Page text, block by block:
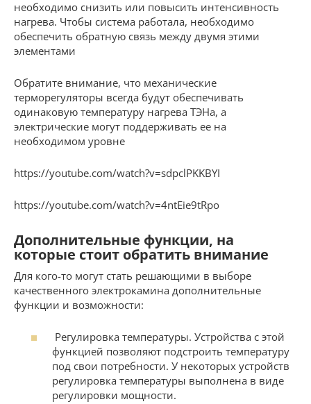
необходимо снизить или повысить интенсивность
нагрева. Чтобы система работала, необходимо
обеспечить обратную связь между двумя этими
элементами
Обратите внимание, что механические
терморегуляторы всегда будут обеспечивать
одинаковую температуру нагрева ТЭНа, а
электрические могут поддерживать ее на
необходимом уровне
https://youtube.com/watch?v=sdpclPKKBYI
https://youtube.com/watch?v=4ntEie9tRpo
Дополнительные функции, на
которые стоит обратить внимание
Для кого-то могут стать решающими в выборе
качественного электрокамина дополнительные
функции и возможности:
Регулировка температуры. Устройства с этой
функцией позволяют подстроить температуру
под свои потребности. У некоторых устройств
регулировка температуры выполнена в виде
регулировки мощности.